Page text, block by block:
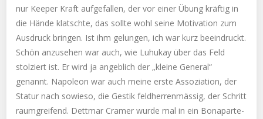
nur Keeper Kraft aufgefallen, der vor einer Übung kräftig in
die Hände klatschte, das sollte wohl seine Motivation zum
Ausdruck bringen. Ist ihm gelungen, ich war kurz beeindruckt.
Schön anzusehen war auch, wie Luhukay über das Feld
stolziert ist. Er wird ja angeblich der „kleine General“
genannt. Napoleon war auch meine erste Assoziation, der
Statur nach sowieso, die Gestik feldherrenmässig, der Schritt
raumgreifend. Dettmar Cramer wurde mal in ein Bonaparte-